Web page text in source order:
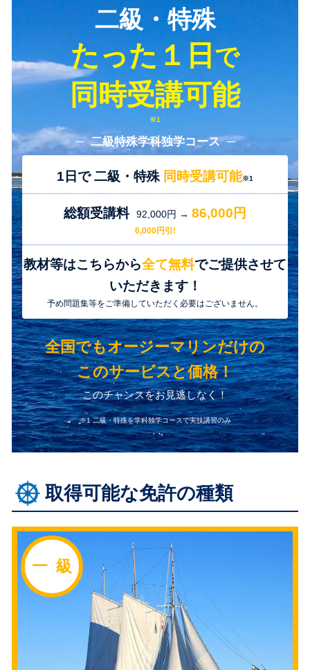
案
二級・特殊
たった１日 で
同時受講可能
※1
─ 二級特殊学科独学コース ─
1日で 二級・特殊 同時受講可能※1
総額受講料 92,000円 → 86,000円
6,000円引!
教材等はこちらから全て無料でご提供させて
いただきます！
予め問題集等をご準備していただく必要はございません。
全国でもオージーマリンだけの
このサービスと価格！
このチャンスをお見逃しなく！
※1 二級・特殊を学科独学コースで実技講習のみ
取得可能な免許の種類
一 級